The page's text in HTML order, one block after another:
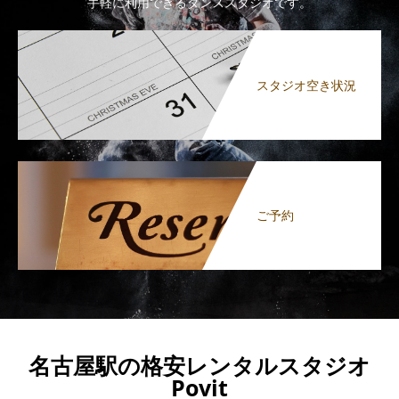
スタジオ空き状況
ご予約
名古屋駅の格安レンタルスタジオ
Povit